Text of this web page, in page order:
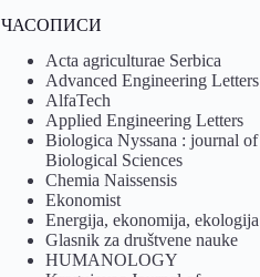
ЧАСОПИСИ
Acta agriculturae Serbica
Advanced Engineering Letters
AlfaTech
Applied Engineering Letters
Biologica Nyssana : journal of
Biological Sciences
Chemia Naissensis
Ekonomist
Energija, ekonomija, ekologija
Glasnik za društvene nauke
HUMANOLOGY